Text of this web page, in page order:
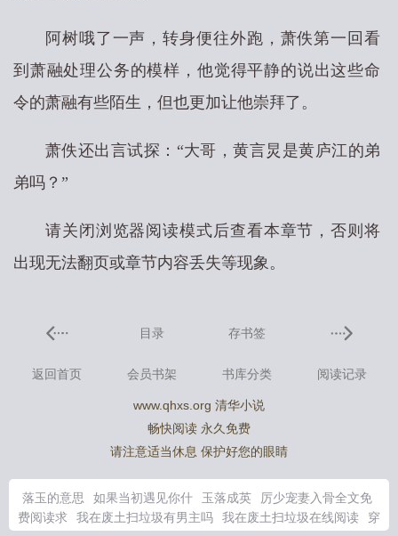
阿树哦了一声，转身便往外跑，萧佚第一回看
到萧融处理公务的模样，他觉得平静的说出这些命
令的萧融有些陌生，但也更加让他崇拜了。
萧佚还出言试探：“大哥，黄言炅是黄庐江的弟
弟吗？”
请关闭浏览器阅读模式后查看本章节，否则将
出现无法翻页或章节内容丢失等现象。
目录 存书签
返回首页 会员书架 书库分类 阅读记录
www.qhxs.org 清华小说
畅快阅读 永久免费
请注意适当休息 保护好您的眼睛
落玉的意思 如果当初遇见你什 玉落成英
厉少宠妻入骨全文免
费阅读求
我在废土扫垃圾有男主吗 我在废土扫垃圾在线阅读
穿